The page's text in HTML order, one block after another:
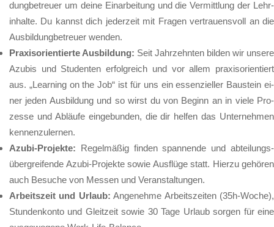
dung­be­treu­er um dei­ne Ein­ar­bei­tung und die Ver­mitt­lung der Lehr­
in­hal­te. Du kannst dich je­der­zeit mit Fra­gen ver­trau­ens­voll an die
Aus­bil­dung­be­treu­er wen­den.
Pra­xis­ori­en­tier­te Aus­bil­dung: Seit Jahr­zehn­ten bil­den wir un­se­re
Azu­bis und Stu­den­ten er­folg­reich und vor al­lem pra­xis­ori­en­tiert
aus. „Lear­ning on the Job“ ist für uns ein es­sen­zi­el­ler Bau­stein ei­
ner je­den Aus­bil­dung und so wirst du von Be­ginn an in vie­le Pro­
zes­se und Ab­läu­fe ein­ge­bun­den, die dir hel­fen das Un­ter­neh­men
ken­nen­zu­ler­nen.
Azu­bi-Pro­jek­te: Re­gel­mä­ßig fin­den span­nen­de und ab­tei­lungs­
über­grei­fen­de Azu­bi-Pro­jek­te so­wie Aus­flü­ge statt. Hier­zu ge­hö­ren
auch Be­su­che von Mes­sen und Ver­an­stal­tun­gen.
Ar­beits­zeit und Ur­laub: An­ge­neh­me Ar­beits­zei­ten (35h-Wo­che),
Stun­den­kon­to und Gleit­zeit so­wie 30 Ta­ge Ur­laub sor­gen für ei­ne